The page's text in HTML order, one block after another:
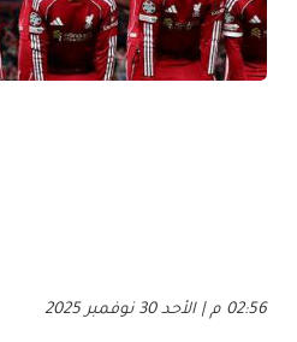
02:56 م | الأحد 30 نوفمبر 2025